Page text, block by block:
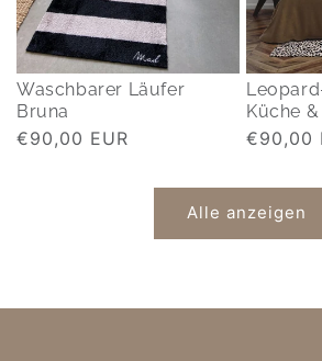
Waschbarer Läufer
Bruna
Normaler
€90,00 EUR
Küche
€90,00
Alle anzeigen